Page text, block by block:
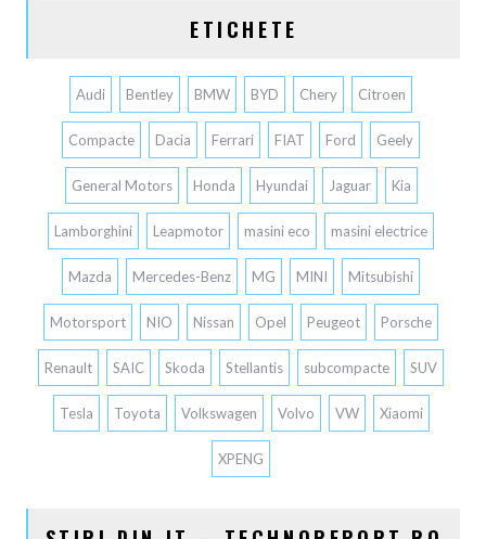
ETICHETE
Audi Bentley BMW BYD Chery Citroen
Compacte Dacia Ferrari FIAT Ford Geely
General Motors Honda Hyundai Jaguar Kia
Lamborghini Leapmotor masini eco masini electrice
Mazda Mercedes-Benz MG MINI Mitsubishi
Motorsport NIO Nissan Opel Peugeot Porsche
Renault SAIC Skoda Stellantis subcompacte SUV
Tesla Toyota Volkswagen Volvo VW Xiaomi
XPENG